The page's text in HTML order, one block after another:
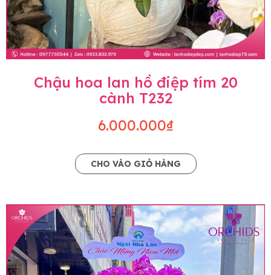
Chậu hoa lan hồ điệp tím 20
cành T232
6.000.000₫
CHO VÀO GIỎ HÀNG